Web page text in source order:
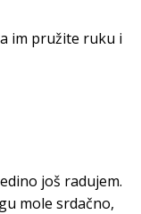
im pružite ruku i
još radujem.
mole srdačno,